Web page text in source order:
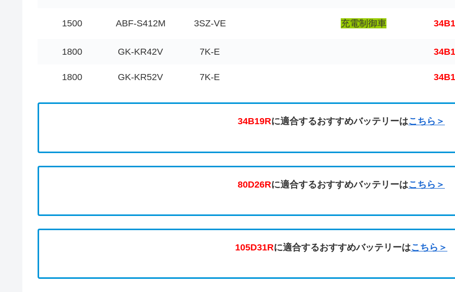
1500 ABF-S412M 3SZ-VE 充電制御車
1800 GK-KR42V 7K-E
1800 GK-KR52V 7K-E
34B19Rに適合するおすすめバッテリーはこちら＞
80D26Rに適合するおすすめバッテリーはこちら＞
105D31Rに適合するおすすめバッテリーはこちら＞